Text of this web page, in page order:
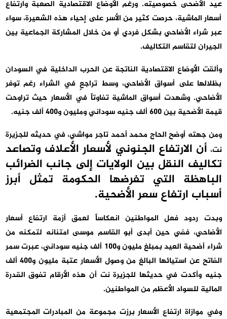
عيد الأضحى خصوصيته. ورغم الأوضاع الاقتصادية الصعبة وارتفاع
أسعار الماشية، حرصت كثير من الأسر على إحياء هذه الشعيرة، سواء
عبر شراء الأضاحي بشكل فردي أو من خلال المشاركة الجماعية بين
الجيران لتقاسم التكاليف.
وألقت الأوضاع الاقتصادية الناتجة عن الحرب الداخلية في السودان
بظلالها على أسواق الأضاحي، وسط تراجعٍ في الشراء رغم توفر
الأضاحي. وشهدت أسواق الماشية تفاوتاً في الأسعار حيث تراوحت
قيمة الأضحية بين 600 ألف جنيه سوداني ومليون و400 ألف جنيه.
ومن جهته أوضح الحاج محمد أحمد تاجر مواشي، في حديثه للجزيرة
نت، أن الارتفاع الجنوني لأسعار الأعلاف وتصاعد
تكاليف النقل بين الولايات إلى جانب الضرائب
الباهظة التي تفرضها الحكومة تمثل أبرز
أسباب ارتفاع سعر الأضحية.
وبدت ردود فعل المواطنين انعكاساً لعمق أزمة ارتفاع أسعار
الأضاحي، ففي حين أبدى أبو القاسم موسى امتنانه لتمكنه من
شراء أضحية العيد بمبلغ مليون و100 ألف جنيه سوداني، عبرت سمر
الفاتح عن استيائها البالغ من وصول الأسعار عتبة مليون و400 ألف
جنيه وأكدت في حديثها للجزيرة نت أن هذه الأرقام تفوق القدرة
المالية للسواد الأعظم من المواطنين.
وفي موازاة ارتفاع الأسعار برزت مجموعة من المبادرات المجتمعية